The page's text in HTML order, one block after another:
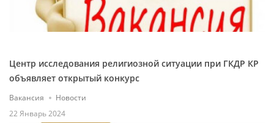
Центр исследования религиозной ситуации при ГКДР КР
объявляет открытый конкурс
Вакансия
Новости
22 Январь 2024